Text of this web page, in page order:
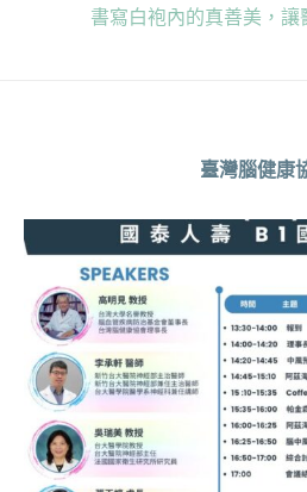
書寫白袍內的真善美，讓
臺灣腦健康